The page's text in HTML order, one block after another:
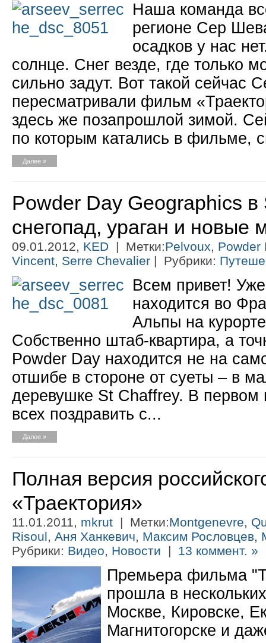
Наша команда
регионе Сер
осадков у нас
солнце. Снег везде, где только
сильно задут. Вот такой сейчас
пересматривали фильм
здесь же позапрошлой зимой.
по которым катались в фильме,
Далее »
Powder Day Geographics
снегопад, ураган и новые
09.01.2012, KED | Метки:Pelvoux, Powder
Vincent, Serre Chevalier | Рубрики:
Всем привет!
находится во
Альпы на
Собственно штаб-квартира, а
Powder Day находится не на
отшибе в стороне от суеты – в
деревушке St Chaffrey. В первом
всех поздравить с...
Далее »
Полная версия
«Траектория»
11.01.2011, mkrut | Метки:Montgenevre,
Risoul, Аня Ханкевич, Максим Рословцев,
Рубрики: Видео, Новости | 13 коммент. »
Премьера фильма
прошла в
Москве, Кировске,
Магнитогорске и